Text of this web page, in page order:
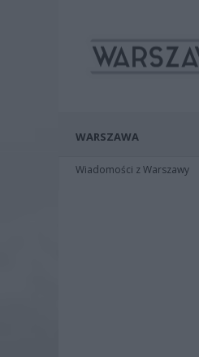
WARSZAWA
Wiadomości z Warszawy